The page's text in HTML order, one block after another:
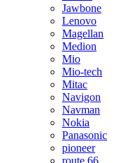
Jawbone
Lenovo
Magellan
Medion
Mio
Mio-tech
Mitac
Navigon
Navman
Nokia
Panasonic
pioneer
route 66